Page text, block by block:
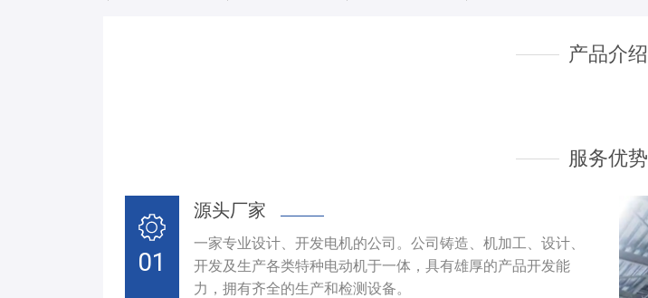
产品介绍
服务优势
01
源头厂家
一家专业设计、开发电机的公司。公司铸造、机加工、设计、
开发及生产各类特种电动机于一体，具有雄厚的产品开发能
力，拥有齐全的生产和检测设备。